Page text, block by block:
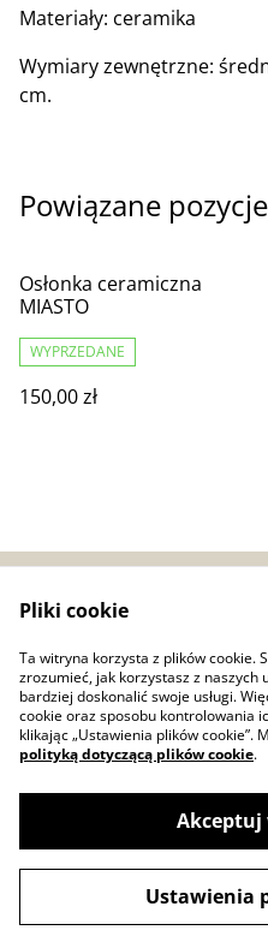
Materiały: ceramika
Wymiary zewnętrzne:
cm.
Powiązane pozycje
Osłonka ceramiczna
MIASTO
WYPRZEDANE
150,00 zł
Zwroty i reklamacje
produktów (GPSR)
Polityka
©2026DROBNE
Pliki cookie
Ta witryna korzysta z plików cookie.
zrozumieć, jak korzystasz z naszych
bardziej doskonalić swoje usługi.
cookie oraz sposobu kontrolowania
klikając „Ustawienia plików cookie”.
polityką dotyczącą plików cookie.
Akceptuj
Ustawienia